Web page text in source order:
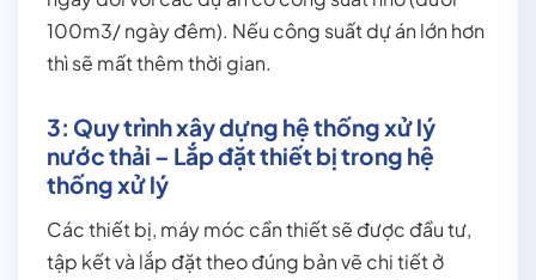
100m3/ ngày đêm). Nếu công suất dự án lớn hơn
thì sẽ mất thêm thời gian.
3: Quy trình xây dựng hệ thống xử lý
nước thải – Lắp đặt thiết bị trong hệ
thống xử lý
Các thiết bị, máy móc cần thiết sẽ được đầu tư,
tập kết và lắp đặt theo đúng bản vẽ chi tiết ở